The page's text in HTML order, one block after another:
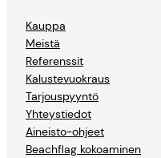
Kauppa
Meistä
Referenssit
Kalustevuokraus
Tarjouspyyntö
Yhteystiedot
Aineisto-ohjeet
Beachflag kokoaminen